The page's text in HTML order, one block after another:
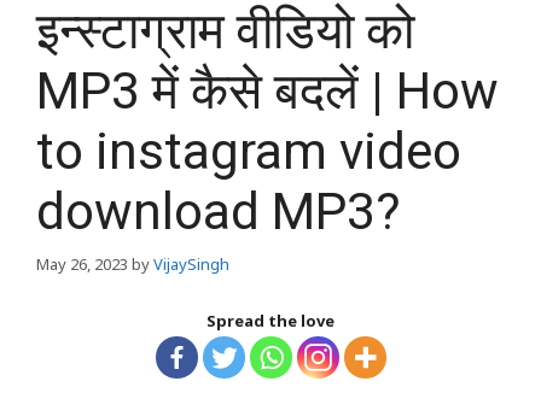
इन्स्टाग्राम वीडियो को
MP3 में कैसे बदलें | How
to instagram video
download MP3?
May 26, 2023 byVijaySingh
Spread the love